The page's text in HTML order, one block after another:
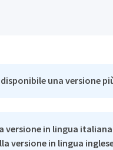
disponibile una versione
versione in lingua
versione in lingua